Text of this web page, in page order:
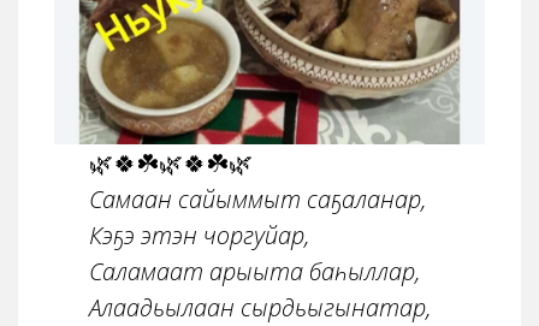
🌿🍀☘️🌿🍀☘️🌿
Самаан сайыммыт саҕаланар,
Кэҕэ этэн чоргуйар,
Саламаат арыыта баһыллар,
Алаадьылаан сырдьыгынатар,